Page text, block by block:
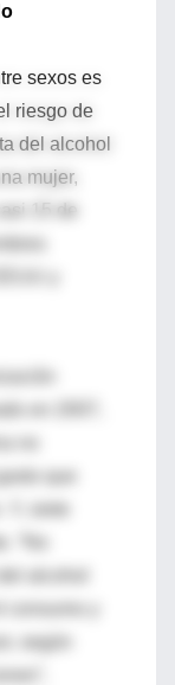
sexos es
riesgo de
del alcohol
mujer,
15 de
que
siete
según